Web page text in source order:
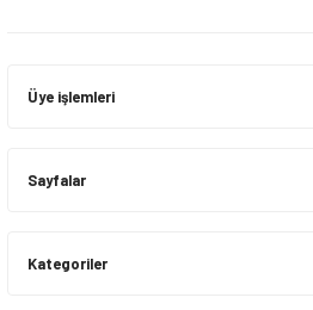
Üye işlemleri
Sayfalar
Kategoriler